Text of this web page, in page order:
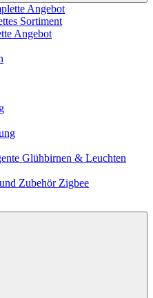
Angebot
Sortiment
Angebot
Glühbirnen & Leuchten
Zubehör Zigbee